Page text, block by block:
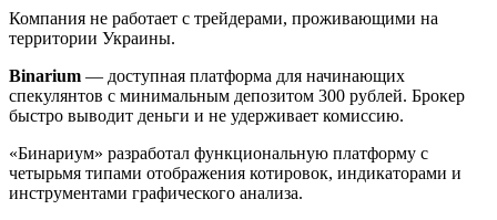
Компания не работает с трейдерами, проживающими на
территории Украины.
Binarium — доступная платформа для начинающих
спекулянтов с минимальным депозитом 300 рублей. Брокер
быстро выводит деньги и не удерживает комиссию.
«Бинариум» разработал функциональную платформу с
четырьмя типами отображения котировок, индикаторами и
инструментами графического анализа.